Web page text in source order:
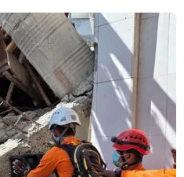
Lịch thi đấu ASEAN Cup
2026 ngày 3/8: Việt Nam
quyết đấu Indonesia